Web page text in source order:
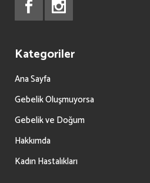
Kategoriler
Ana Sayfa
Gebelik Oluşmuyorsa
Gebelik ve Doğum
Hakkımda
Kadın Hastalıkları